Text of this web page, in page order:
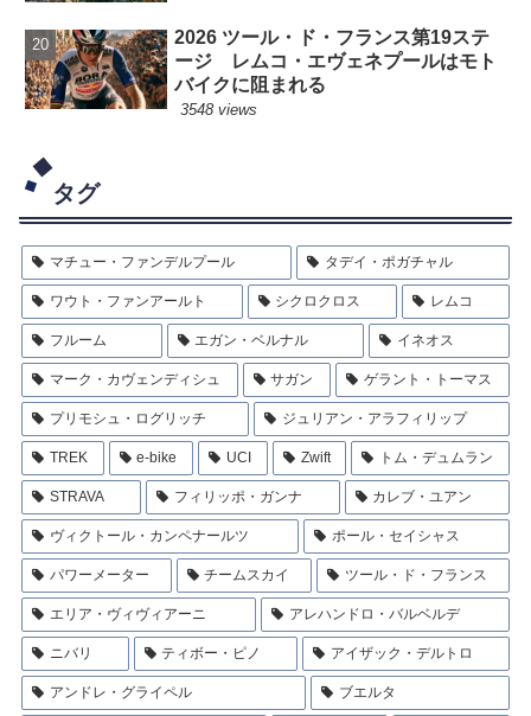
2026 ツール・ド・フランス第19ステ
ージ レムコ・エヴェネプールはモト
バイクに阻まれる
3548 views
タグ
マチュー・ファンデルプール タデイ・ポガチャル
ワウト・ファンアールト シクロクロス レムコ
フルーム エガン・ベルナル イネオス
マーク・カヴェンディシュ サガン ゲラント・トーマス
プリモシュ・ログリッチ ジュリアン・アラフィリップ
TREK e-bike UCI Zwift トム・デュムラン
STRAVA フィリッポ・ガンナ カレブ・ユアン
ヴィクトール・カンペナールツ ポール・セイシャス
パワーメーター チームスカイ ツール・ド・フランス
エリア・ヴィヴィアーニ アレハンドロ・バルベルデ
ニバリ ティボー・ピノ アイザック・デルトロ
アンドレ・グライペル ブエルタ